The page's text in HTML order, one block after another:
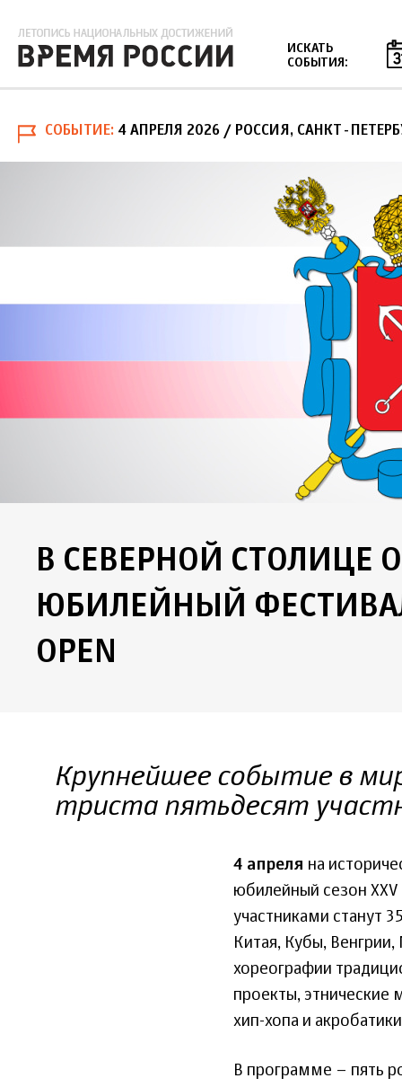
ИСКАТЬ
СОБЫТИЯ:
СОБЫТИЕ 4 АПРЕЛЯ 2026 / РОССИЯ, САНКТ-
В СЕВЕРНОЙ СТОЛИЦЕ
ЮБИЛЕЙНЫЙ
OPEN
Крупнейшее событие в
триста пятьдесят
4 апреля на
юбилейный сезон
участниками станут
Китая, Кубы,
хореографии
проекты, этнические
хип-хопа и
В программе – пять